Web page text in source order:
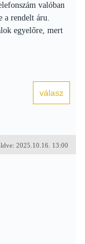
valóban
a rendelt áru.
egyelőre, mert
2025.10.16. 13:00